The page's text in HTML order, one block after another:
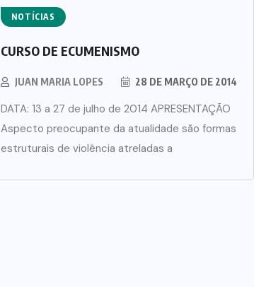
NOTÍCIAS
CURSO DE ECUMENISMO
JUAN MARIA LOPES 28 DE MARÇO DE 2014
DATA: 13 a 27 de julho de 2014 APRESENTAÇÃO
Aspecto preocupante da atualidade são formas
estruturais de violência atreladas a